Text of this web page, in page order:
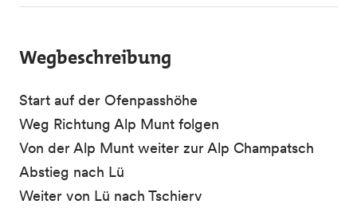
Wegbeschreibung
Start auf der Ofenpasshöhe
Weg Richtung Alp Munt folgen
Von der Alp Munt weiter zur Alp Champatsch
Abstieg nach Lü
Weiter von Lü nach Tschierv